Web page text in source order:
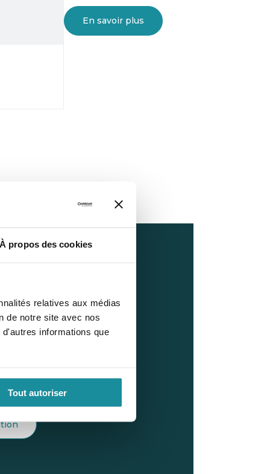
À propos des cookies
relatives aux médias
de notre site avec nos
informations que
Tout autoriser
En savoir plus
et facilement nos
sur votre téléphone.